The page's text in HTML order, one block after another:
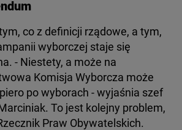
co z definicji rządowe, a tym,
wyborczej staje się
- Niestety, a może na
Komisja Wyborcza może
po wyborach - wyjaśnia szef
To jest kolejny problem,
Praw Obywatelskich.